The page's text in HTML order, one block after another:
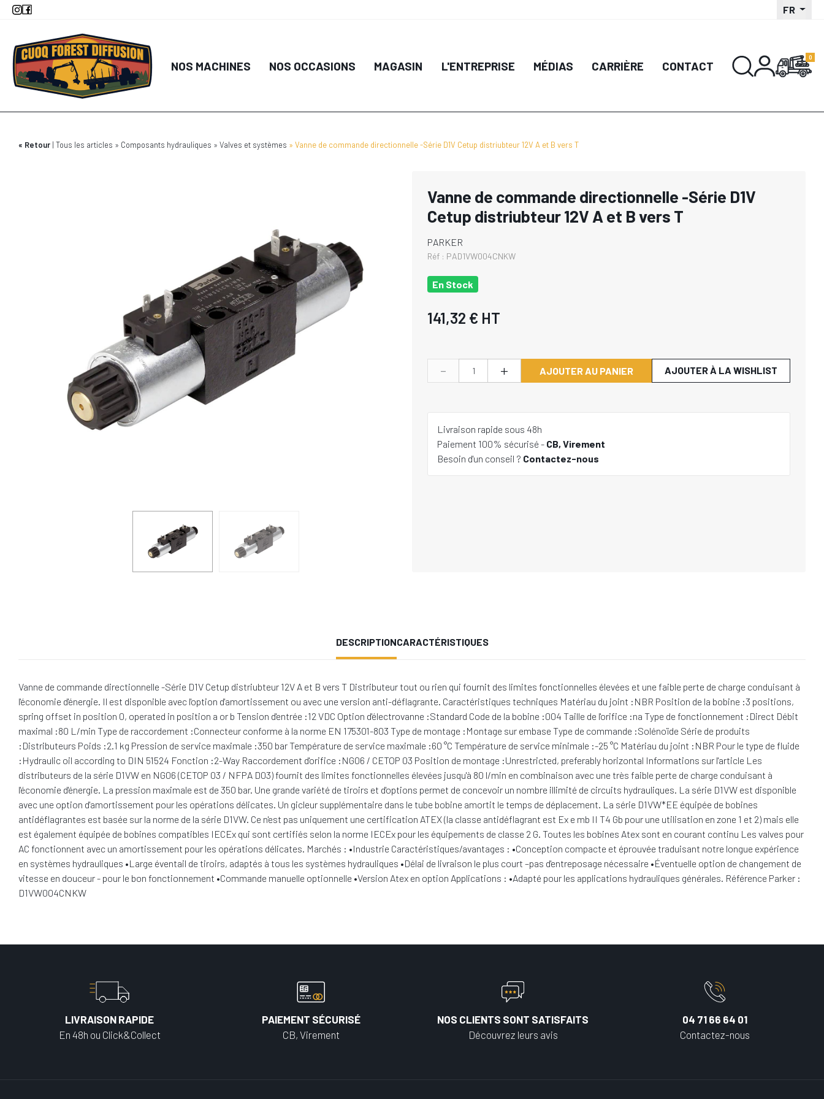
Aller
principal
FR
NOS MACHINES NOS OCCASIONS MAGASIN L'ENTREPRISE MÉDIAS CARRIÈRE CONTACT
Retour Tous les articles Composants hydrauliques Valves et systèmes Vanne de commande directionnelle -Série D1V Cetup distriubteur 12V A et B vers T
Vanne de commande directionnelle -Série D1V
Cetup distriubteur 12V A et B vers T
PARKER
Réf : PAD1VW004CNKW
En Stock
141,32 € HT
- + AJOUTER AU PANIER AJOUTER À LA WISHLIST
Livraison rapide sous 48h
Paiement 100% sécurisé - CB, Virement
Besoin d'un conseil ? Contactez-nous
DESCRIPTIONCARACTÉRISTIQUES
Vanne de commande directionnelle -Série D1V Cetup distriubteur 12V A et B vers T Distributeur tout ou rien qui fournit des limites fonctionnelles élevées et une faible perte de charge conduisant à
l'économie d'énergie. Il est disponible avec l'option d'amortissement ou avec une version anti-déflagrante. Caractéristiques techniques Matériau du joint :NBR Position de la bobine :3 positions,
spring offset in position 0, operated in position a or b Tension d'entrée :12 VDC Option d'électrovanne :Standard Code de la bobine :004 Taille de l'orifice :na Type de fonctionnement :Direct Débit
maximal :80 L/min Type de raccordement :Connecteur conforme à la norme EN 175301-803 Type de montage :Montage sur embase Type de commande :Solénoïde Série de produits
:Distributeurs Poids :2.1 kg Pression de service maximale :350 bar Température de service maximale :60 °C Température de service minimale :-25 °C Matériau du joint :NBR Pour le type de fluide
:Hydraulic oil according to DIN 51524 Fonction :2-Way Raccordement d'orifice :NG06 / CETOP 03 Position de montage :Unrestricted, preferably horizontal Informations sur l'article Les
distributeurs de la série D1VW en NG06 (CETOP 03 / NFPA D03) fournit des limites fonctionnelles élevées jusqu'à 80 l/min en combinaison avec une très faible perte de charge conduisant à
l'économie d'énergie. La pression maximale est de 350 bar. Une grande variété de tiroirs et d'options permet de concevoir un nombre illimité de circuits hydrauliques. La série D1VW est disponible
avec une option d'amortissement pour les opérations délicates. Un gicleur supplémentaire dans le tube bobine amortit le temps de déplacement. La série D1VW*EE équipée de bobines
antidéflagrantes est basée sur la norme de la série D1VW. Ce n'est pas uniquement une certification ATEX (la classe antidéflagrant est Ex e mb II T4 Gb pour une utilisation en zone 1 et 2) mais elle
est également équipée de bobines compatibles IECEx qui sont certifiés selon la norme IECEx pour les équipements de classe 2 G. Toutes les bobines Atex sont en courant continu Les valves pour
AC fonctionnent avec un amortissement pour les opérations délicates. Marchés : •Industrie Caractéristiques/avantages : •Conception compacte et éprouvée traduisant notre longue expérience
en systèmes hydrauliques •Large éventail de tiroirs, adaptés à tous les systèmes hydrauliques •Délai de livraison le plus court –pas d'entreposage nécessaire •Éventuelle option de changement de
vitesse en douceur - pour le bon fonctionnement •Commande manuelle optionnelle •Version Atex en option Applications : •Adapté pour les applications hydrauliques générales. Référence Parker :
D1VW004CNKW
LIVRAISON RAPIDE
En 48h ou Click&Collect
PAIEMENT SÉCURISÉ
CB, Virement
NOS CLIENTS SONT SATISFAITS
Découvrez leurs avis
04 71 66 64 01
Contactez-nous